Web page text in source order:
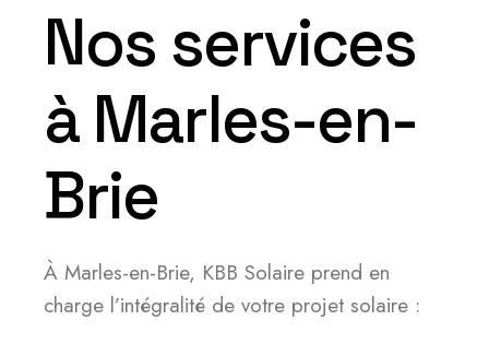
Nos services
à Marles-en-
Brie
À Marles-en-Brie, KBB Solaire prend en
charge l’intégralité de votre projet solaire :